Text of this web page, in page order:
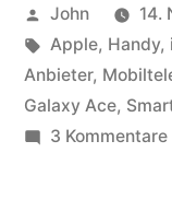
–
mein
Veröffentlicht
von
John 14.
Schlagwörter:
Apple, Handy,
Anbieter,
Galaxy Ace,
3 Kommentare